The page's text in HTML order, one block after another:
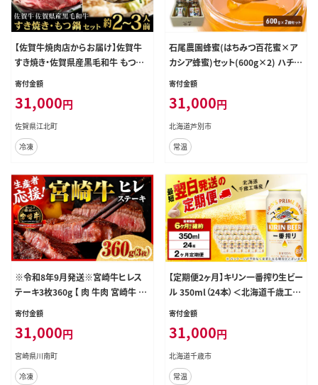
【佐賀牛焼肉店からお届け】佐賀牛
すき焼き・佐賀県産黒毛和牛 もつ鍋
セット（2～3人前）【山下牛舎】 [HAD
寄付金額
31,000円
佐賀県江北町
冷凍
石尾農園蜂蜜(はちみつ百花蜜×ア
カシア蜂蜜)セット(600g×2) ハチミ
ツ ハニー 大容量 保存食 防災グッズ
寄付金額
31,000円
北海道芦別市
常温
※令和8年9月発送※宮崎牛ヒレス
テーキ3枚360g 【 肉 牛肉 宮崎牛 黒
毛和牛 ヒレ ステーキ ミヤチク 】［C0
0685r809］
寄付金額
31,000円
宮崎県川南町
冷凍
【定期便2ヶ月】キリン一番搾り生ビー
ル 350ml（24本）＜北海道千歳工場
産＞
寄付金額
31,000円
北海道千歳市
常温